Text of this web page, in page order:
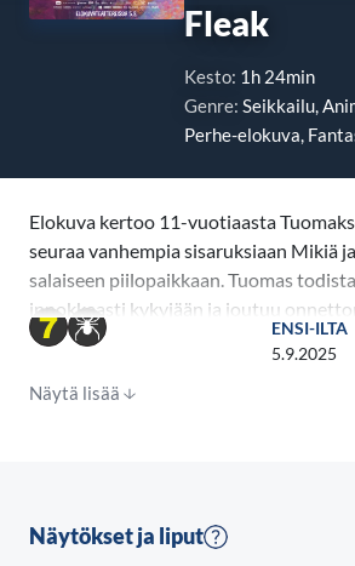
Fleak
Kesto: 1h 24min
Genre: Seikkailu,
Perhe-elokuva,
Elokuva kertoo 11-vuotiaasta
seuraa vanhempia sisaruksiaan Mikiä
salaiseen piilopaikkaan. Tuomas
innokkaasti kykyjään ja joutuu
jossa hän menettää kävelykykynsä.
hänen elämäänsä ilmestyy Fleak, pieni,
leikkisä vieras toisesta ulottuvuudesta.
siirtyy takaisin omaan todellisuuteensa,
ENSI-ILTA
5.9.2025
Näytä lisää
Näytökset ja liput